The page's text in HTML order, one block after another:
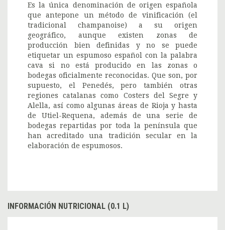
Es la única denominación de origen española
que antepone un método de vinificación (el
tradicional champanoise) a su origen
geográfico, aunque existen zonas de
producción bien definidas y no se puede
etiquetar un espumoso español con la palabra
cava si no está producido en las zonas o
bodegas oficialmente reconocidas. Que son, por
supuesto, el Penedés, pero también otras
regiones catalanas como Costers del Segre y
Alella, así como algunas áreas de Rioja y hasta
de Utiel-Requena, además de una serie de
bodegas repartidas por toda la península que
han acreditado una tradición secular en la
elaboración de espumosos.
INFORMACIÓN NUTRICIONAL (0.1 L)